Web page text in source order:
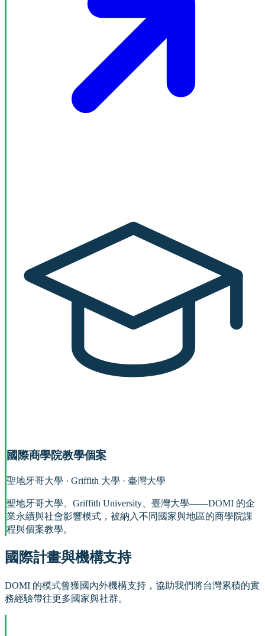
國際商學院教學個案
聖地牙哥大學 · Griffith 大學 · 臺灣大學
聖地牙哥大學、Griffith University、臺灣大學——DOMI 的企
業永續與社會影響模式，被納入不同國家與地區的商學院課
程與個案教學。
國際計畫與機構支持
DOMI 的模式曾獲國內外機構支持，協助我們將台灣累積的實
務經驗帶往更多國家與社群。